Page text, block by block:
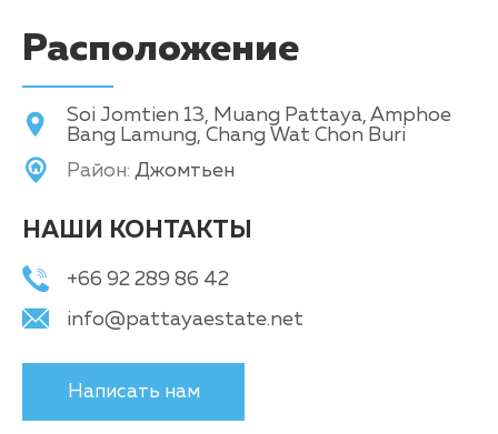
Расположение
Soi Jomtien 13, Muang Pattaya, Amphoe
Bang Lamung, Chang Wat Chon Buri
Район: Джомтьен
НАШИ КОНТАКТЫ
+66 92 289 86 42
info@pattayaestate.net
Написать нам